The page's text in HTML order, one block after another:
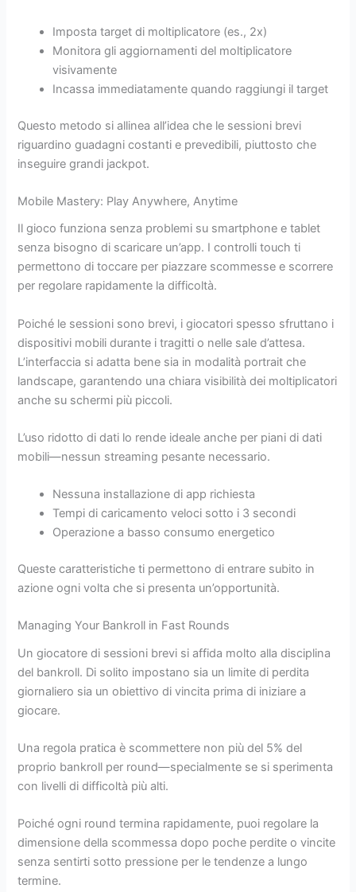
Imposta target di moltiplicatore (es., 2x)
Monitora gli aggiornamenti del moltiplicatore
visivamente
Incassa immediatamente quando raggiungi il target
Questo metodo si allinea all’idea che le sessioni brevi
riguardino guadagni costanti e prevedibili, piuttosto che
inseguire grandi jackpot.
Mobile Mastery: Play Anywhere, Anytime
Il gioco funziona senza problemi su smartphone e tablet
senza bisogno di scaricare un’app. I controlli touch ti
permettono di toccare per piazzare scommesse e scorrere
per regolare rapidamente la difficoltà.
Poiché le sessioni sono brevi, i giocatori spesso sfruttano i
dispositivi mobili durante i tragitti o nelle sale d’attesa.
L’interfaccia si adatta bene sia in modalità portrait che
landscape, garantendo una chiara visibilità dei moltiplicatori
anche su schermi più piccoli.
L’uso ridotto di dati lo rende ideale anche per piani di dati
mobili—nessun streaming pesante necessario.
Nessuna installazione di app richiesta
Tempi di caricamento veloci sotto i 3 secondi
Operazione a basso consumo energetico
Queste caratteristiche ti permettono di entrare subito in
azione ogni volta che si presenta un’opportunità.
Managing Your Bankroll in Fast Rounds
Un giocatore di sessioni brevi si affida molto alla disciplina
del bankroll. Di solito impostano sia un limite di perdita
giornaliero sia un obiettivo di vincita prima di iniziare a
giocare.
Una regola pratica è scommettere non più del 5% del
proprio bankroll per round—specialmente se si sperimenta
con livelli di difficoltà più alti.
Poiché ogni round termina rapidamente, puoi regolare la
dimensione della scommessa dopo poche perdite o vincite
senza sentirti sotto pressione per le tendenze a lungo
termine.